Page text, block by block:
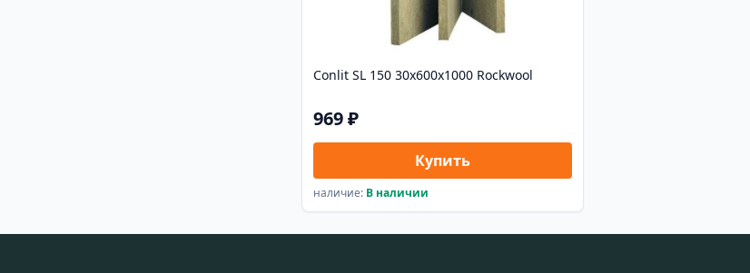
Conlit SL 150 30x600x1000 Rockwool
969 ₽
Купить
наличие: В наличии